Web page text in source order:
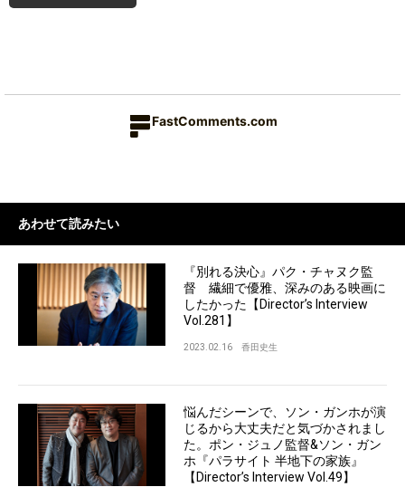
FastComments.com
あわせて読みたい
『別れる決心』パク・チャヌク監
督 繊細で優雅、深みのある映画に
したかった【Director’s Interview
Vol.281】
2023.02.16 香田史生
悩んだシーンで、ソン・ガンホが演
じるから大丈夫だと気づかされまし
た。ポン・ジュノ監督&ソン・ガン
ホ『パラサイト 半地下の家族』
【Director’s Interview Vol.49】